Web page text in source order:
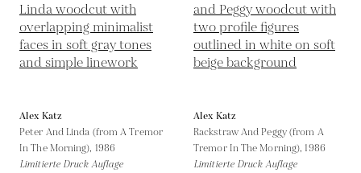
Alex Katz
Peter And Linda (from A Tremor
In The Morning), 1986
Limitierte Druck Auflage
Alex Katz
Rackstraw And Peggy (from A
Tremor In The Morning),1986
Limitierte Druck Auflage